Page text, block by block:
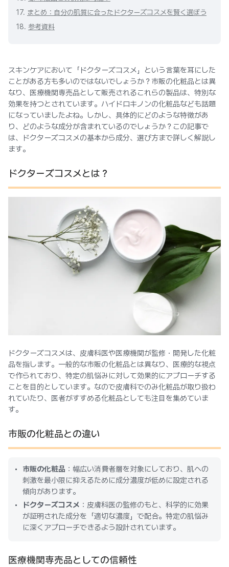
17. まとめ：自分の肌質に合ったドクターズコスメを賢く選ぼう
18. 参考資料
スキンケアにおいて「ドクターズコスメ」という言葉を耳にした
ことがある方も多いのではないでしょうか？市販の化粧品とは異
なり、医療機関専売品として販売されるこれらの製品は、特別な
効果を持つとされています。ハイドロキノンの化粧品なども話題
になっていましたよね。しかし、具体的にどのような特徴があ
り、どのような成分が含まれているのでしょうか？この記事で
は、ドクターズコスメの基本から成分、選び方まで詳しく解説し
ます。
ドクターズコスメとは？
ドクターズコスメは、皮膚科医や医療機関が監修・開発した化粧
品を指します。一般的な市販の化粧品とは異なり、医療的な視点
で作られており、特定の肌悩みに対して効果的にアプローチする
ことを目的としています。なので皮膚科でのみ化粧品が取り扱わ
れていたり、医者がすすめる化粧品としても注目を集めていま
す。
市販の化粧品との違い
市販の化粧品 ：幅広い消費者層を対象にしており、肌への
刺激を最小限に抑えるために成分濃度が低めに設定される
傾向があります。
ドクターズコスメ ：皮膚科医の監修のもと、科学的に効果
が証明された成分を「適切な濃度」で配合。特定の肌悩み
に深くアプローチできるよう設計されています。
医療機関専売品としての信頼性